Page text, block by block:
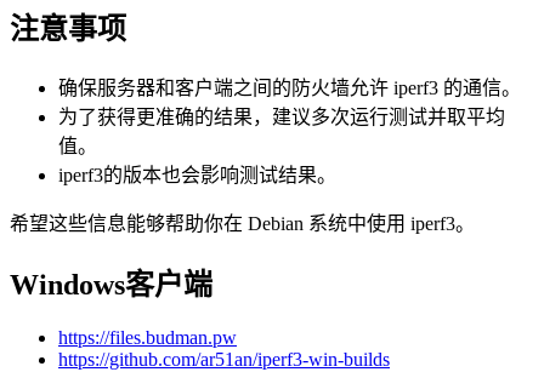
注意事项
确保服务器和客户端之间的防火墙允许 iperf3 的通信。
为了获得更准确的结果，建议多次运行测试并取平均
值。
iperf3的版本也会影响测试结果。
希望这些信息能够帮助你在 Debian 系统中使用 iperf3。
Windows客户端
https://files.budman.pw
https://github.com/ar51an/iperf3-win-builds